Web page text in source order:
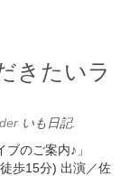
きたいラ
いも日記.
のご案内♪」
歩15分) 出演／佐